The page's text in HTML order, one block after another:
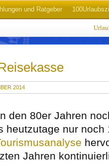
und Ratgeber
2014
den 80er Jahren
heutzutage nur noch
Jahren